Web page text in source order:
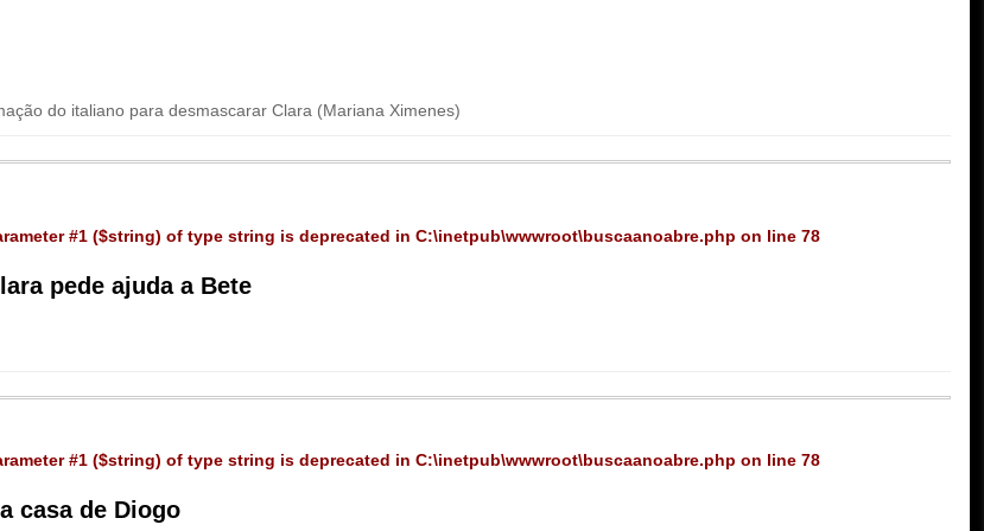
do italiano para desmascarar Clara (Mariana Ximenes)
#1 ($string) of type string is deprecated inC:\inetpub\wwwroot\buscaanoabre.php on line78
pede ajuda a Bete
#1 ($string) of type string is deprecated inC:\inetpub\wwwroot\buscaanoabre.php on line78
casa de Diogo